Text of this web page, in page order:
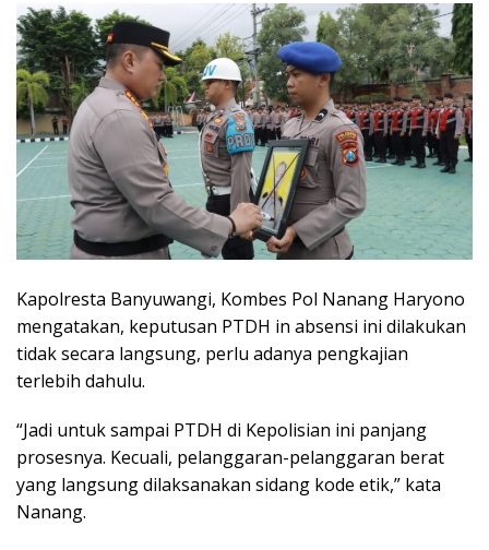
Kapolresta Banyuwangi, Kombes Pol Nanang Haryono
mengatakan, keputusan PTDH in absensi ini dilakukan
tidak secara langsung, perlu adanya pengkajian
terlebih dahulu.
“Jadi untuk sampai PTDH di Kepolisian ini panjang
prosesnya. Kecuali, pelanggaran-pelanggaran berat
yang langsung dilaksanakan sidang kode etik,” kata
Nanang.